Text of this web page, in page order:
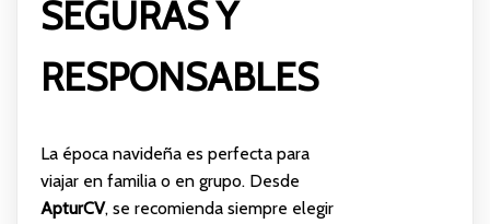
SEGURAS Y
RESPONSABLES
La época navideña es perfecta para
viajar en familia o en grupo. Desde
ApturCV, se recomienda siempre elegir